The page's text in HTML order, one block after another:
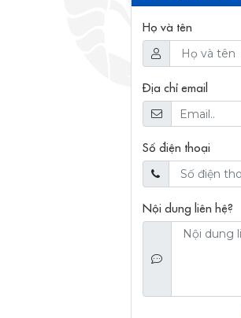
Họ và tên
Địa chỉ email
Số điện thoại
Nội dung liên hệ?